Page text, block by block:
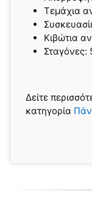
Τεμάχια
Kιβώτια
Σταγόνες:
Δείτε
κατηγορία